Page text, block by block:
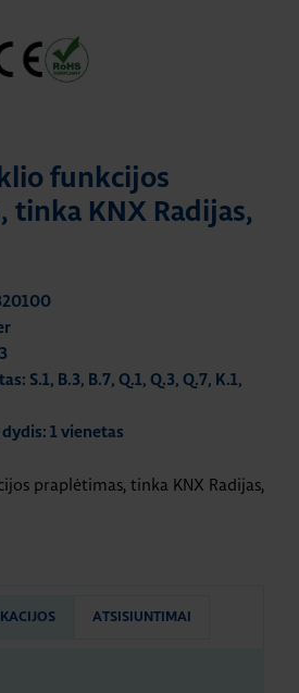
funkcijos
tinka KNX Radijas,
S.1, B.3, B.7, Q.1, Q.3, Q.7, K.1,
1 vienetas
praplėtimas, tinka KNX Radijas,
ATSISIUNTIMAI